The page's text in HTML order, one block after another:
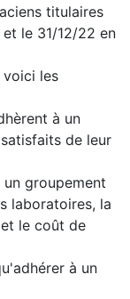
titulaires
le 31/12/22 en
voici les
à un
de leur
groupement
laboratoires, la
le coût de
à un